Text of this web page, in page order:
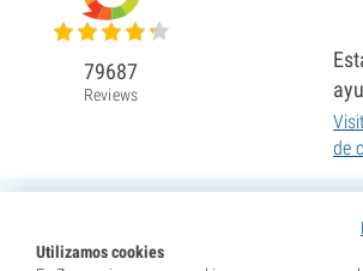
Utilizamos cookies
79687
Reviews
de